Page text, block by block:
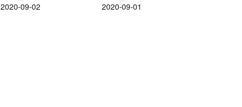
2020-09-02 2020-09-01